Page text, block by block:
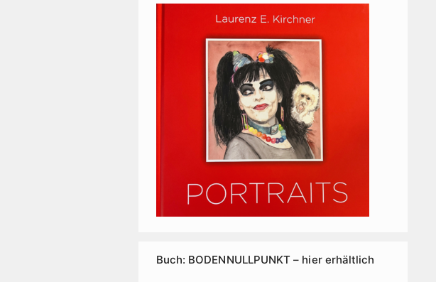
Buch: BODENNULLPUNKT – hier erhältlich